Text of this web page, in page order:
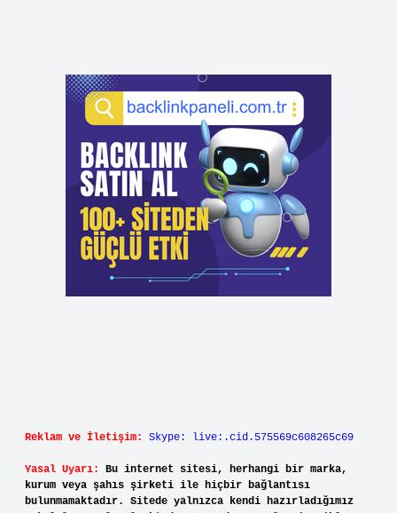
Reklam ve İletişim: Skype: live:.cid.575569c608265c69
Yasal Uyarı:
Bu internet sitesi, herhangi bir marka,
kurum veya şahıs şirketi ile hiçbir bağlantısı
bulunmamaktadır. Sitede yalnızca kendi hazırladığımız